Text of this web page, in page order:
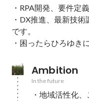
・RPA開発、要件定
・DX推進、最新技
です。
・困ったらひろゆき
Ambition
In the future
・地域活性化